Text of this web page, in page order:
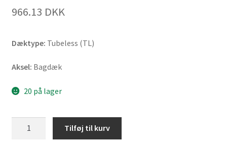
966.13 DKK
Dæktype: Tubeless (TL)
Aksel: Bagdæk
20 på lager
Tilføj til kurv